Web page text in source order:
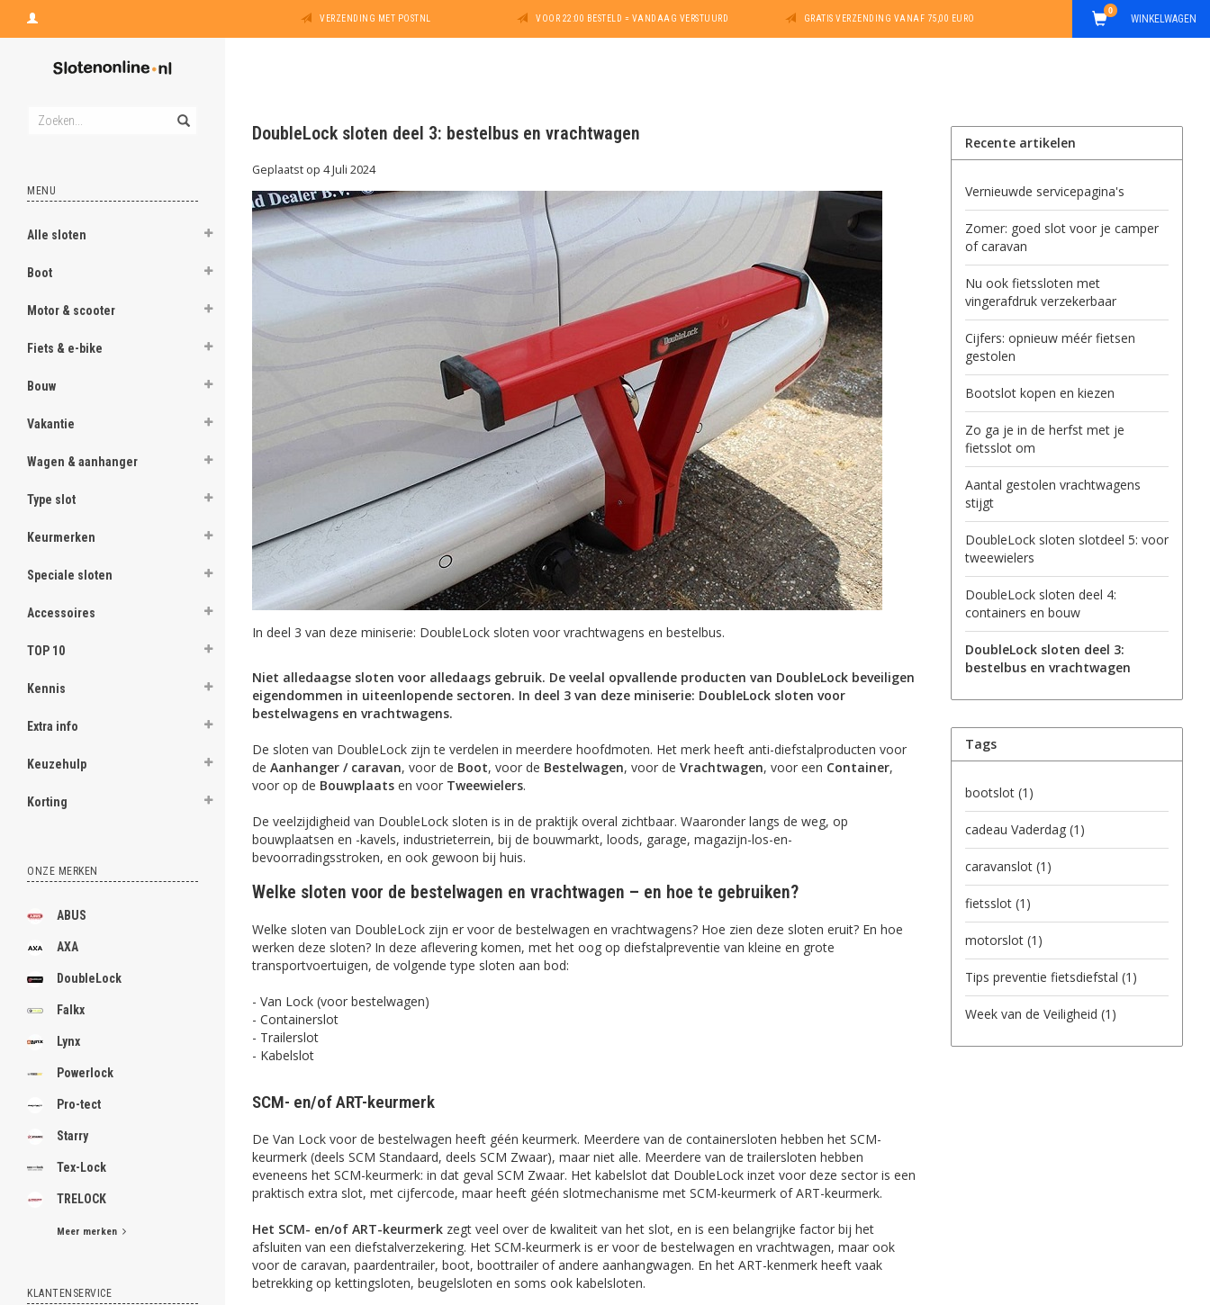
VERZENDING MET POSTNL VOOR 22:00 BESTELD = VANDAAG VERSTUURD GRATIS VERZENDING VANAF 75,00 EURO WINKELWAGEN
0
MENU
Alle sloten
Boot
Motor & scooter
Fiets & e-bike
Bouw
Vakantie
Wagen & aanhanger
Type slot
Keurmerken
Speciale sloten
Accessoires
TOP 10
Kennis
Extra info
Keuzehulp
Korting
ONZE MERKEN
ABUS
AXA
DoubleLock
Falkx
Lynx
Powerlock
Pro-tect
Starry
Tex-Lock
TRELOCK
Meer merken
KLANTENSERVICE
DoubleLock sloten deel 3: bestelbus en vrachtwagen
Geplaatst op 4 Juli 2024
In deel 3 van deze miniserie: DoubleLock sloten voor vrachtwagens en bestelbus.
Niet alledaagse sloten voor alledaags gebruik. De veelal opvallende producten van DoubleLock beveiligen
eigendommen in uiteenlopende sectoren. In deel 3 van deze miniserie: DoubleLock sloten voor
bestelwagens en vrachtwagens.
De sloten van DoubleLock zijn te verdelen in meerdere hoofdmoten. Het merk heeft anti-diefstalproducten voor
de Aanhanger / caravan, voor de Boot, voor de Bestelwagen, voor de Vrachtwagen, voor een Container,
voor op de Bouwplaats en voor Tweewielers.
De veelzijdigheid van DoubleLock sloten is in de praktijk overal zichtbaar. Waaronder langs de weg, op
bouwplaatsen en -kavels, industrieterrein, bij de bouwmarkt, loods, garage, magazijn-los-en-
bevoorradingsstroken, en ook gewoon bij huis.
Welke sloten voor de bestelwagen en vrachtwagen – en hoe te gebruiken?
Welke sloten van DoubleLock zijn er voor de bestelwagen en vrachtwagens? Hoe zien deze sloten eruit? En hoe
werken deze sloten? In deze aflevering komen, met het oog op diefstalpreventie van kleine en grote
transportvoertuigen, de volgende type sloten aan bod:
- Van Lock (voor bestelwagen)
- Containerslot
- Trailerslot
- Kabelslot
SCM- en/of ART-keurmerk
De Van Lock voor de bestelwagen heeft géén keurmerk. Meerdere van de containersloten hebben het SCM-
keurmerk (deels SCM Standaard, deels SCM Zwaar), maar niet alle. Meerdere van de trailersloten hebben
eveneens het SCM-keurmerk: in dat geval SCM Zwaar. Het kabelslot dat DoubleLock inzet voor deze sector is een
praktisch extra slot, met cijfercode, maar heeft géén slotmechanisme met SCM-keurmerk of ART-keurmerk.
Het SCM- en/of ART-keurmerk zegt veel over de kwaliteit van het slot, en is een belangrijke factor bij het
afsluiten van een diefstalverzekering. Het SCM-keurmerk is er voor de bestelwagen en vrachtwagen, maar ook
voor de caravan, paardentrailer, boot, boottrailer of andere aanhangwagen. En het ART-kenmerk heeft vaak
betrekking op kettingsloten, beugelsloten en soms ook kabelsloten.
Recente artikelen
Vernieuwde servicepagina's
Zomer: goed slot voor je camper
of caravan
Nu ook fietssloten met
vingerafdruk verzekerbaar
Cijfers: opnieuw méér fietsen
gestolen
Bootslot kopen en kiezen
Zo ga je in de herfst met je
fietsslot om
Aantal gestolen vrachtwagens
stijgt
DoubleLock sloten slotdeel 5: voor
tweewielers
DoubleLock sloten deel 4:
containers en bouw
DoubleLock sloten deel 3:
bestelbus en vrachtwagen
Tags
bootslot (1)
cadeau Vaderdag (1)
caravanslot (1)
fietsslot (1)
motorslot (1)
Tips preventie fietsdiefstal (1)
Week van de Veiligheid (1)